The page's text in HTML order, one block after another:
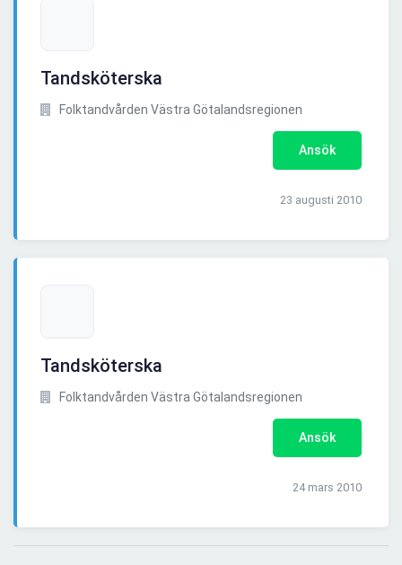
Tandsköterska
Folktandvården Västra Götalandsregionen
Ansök
23 augusti 2010
Tandsköterska
Folktandvården Västra Götalandsregionen
Ansök
24 mars 2010